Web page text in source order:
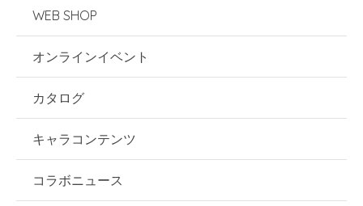
WEB SHOP
オンラインイベント
カタログ
キャラコンテンツ
コラボニュース